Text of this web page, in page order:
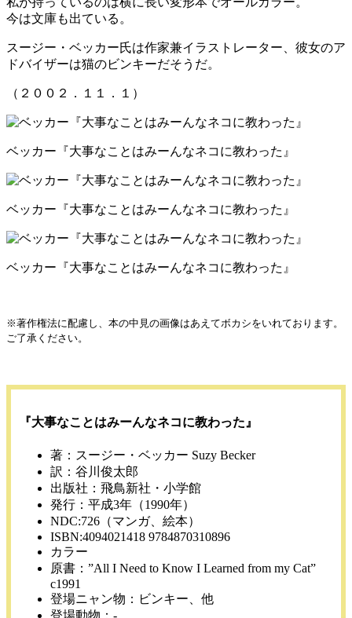
今は文庫も出ている。
スージー・ベッカー氏は作家兼イラストレーター、彼女のア
ドバイザーは猫のビンキーだそうだ。
（２００２．１１．１）
ベッカー『大事なことはみーんなネコに教わった』
ベッカー『大事なことはみーんなネコに教わった』
ベッカー『大事なことはみーんなネコに教わった』
※著作権法に配慮し、本の中見の画像はあえてボカシをいれております。
ご了承ください。
『大事なことはみーんなネコに教わった』
著：スージー・ベッカー Suzy Becker
訳：谷川俊太郎
出版社：飛鳥新社・小学館
発行：平成3年（1990年）
NDC:726（マンガ、絵本）
ISBN:4094021418 9784870310896
カラー
原書：”All I Need to Know I Learned from my Cat”
c1991
登場ニャン物：ビンキー、他
登場動物：-